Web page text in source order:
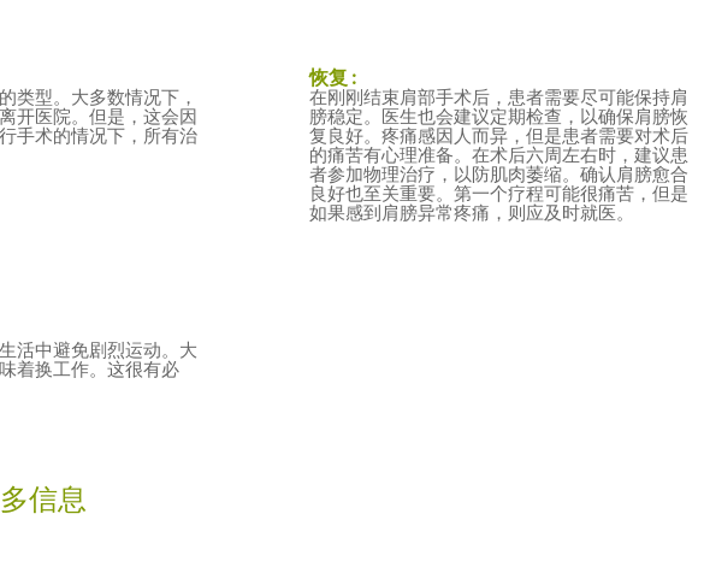
类型。大多数情况下，
开医院。但是，这会因
手术的情况下，所有治
恢复 :
在刚刚结束肩部手术后，患者需要尽可能保持肩
膀稳定。医生也会建议定期检查，以确保肩膀恢
复良好。疼痛感因人而异，但是患者需要对术后
的痛苦有心理准备。在术后六周左右时，建议患
者参加物理治疗，以防肌肉萎缩。确认肩膀愈合
良好也至关重要。第一个疗程可能很痛苦，但是
如果感到肩膀异常疼痛，则应及时就医。
活中避免剧烈运动。大
着换工作。这很有必
信息